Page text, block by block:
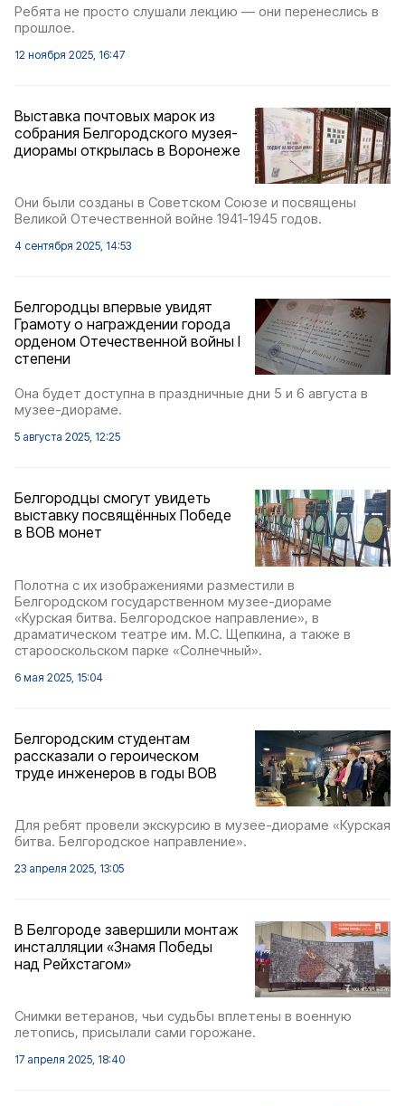
Ребята не просто слушали лекцию — они перенеслись в
прошлое.
12 ноября 2025, 16:47
Выставка почтовых марок из
собрания Белгородского музея-
диорамы открылась в Воронеже
Они были созданы в Советском Союзе и посвящены
Великой Отечественной войне 1941-1945 годов.
4 сентября 2025, 14:53
Белгородцы впервые увидят
Грамоту о награждении города
орденом Отечественной войны I
степени
Она будет доступна в праздничные дни 5 и 6 августа в
музее-диораме.
5 августа 2025, 12:25
Белгородцы смогут увидеть
выставку посвящённых Победе
в ВОВ монет
Полотна с их изображениями разместили в
Белгородском государственном музее-диораме
«Курская битва. Белгородское направление», в
драматическом театре им. М.С. Щепкина, а также в
старооскольском парке «Солнечный».
6 мая 2025, 15:04
Белгородским студентам
рассказали о героическом
труде инженеров в годы ВОВ
Для ребят провели экскурсию в музее-диораме «Курская
битва. Белгородское направление».
23 апреля 2025, 13:05
В Белгороде завершили монтаж
инсталляции «Знамя Победы
над Рейхстагом»
Снимки ветеранов, чьи судьбы вплетены в военную
летопись, присылали сами горожане.
17 апреля 2025, 18:40